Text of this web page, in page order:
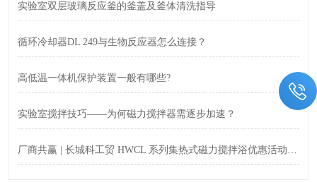
实验室双层玻璃反应釜的釜盖及釜体清洗指导
循环冷却器DL 249与生物反应器怎么连接？
高低温一体机保护装置一般有哪些?
实验室搅拌技巧——为何磁力搅拌器需逐步加速？
厂商共赢 | 长城科工贸 HWCL 系列集热式磁力搅拌浴优惠活动正式开启！